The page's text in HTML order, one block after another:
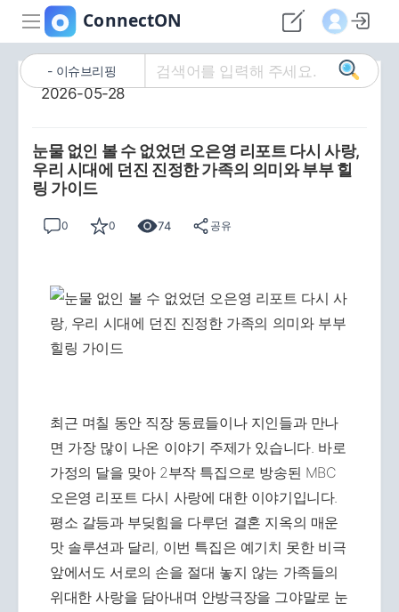
이슈브리핑
2026-05-28
눈물 없인 볼 수 없었던 오은영 리포트 다시 사랑,
우리 시대에 던진 진정한 가족의 의미와 부부 힐
링 가이드
0 0 74 공유
최근 며칠 동안 직장 동료들이나 지인들과 만나
면 가장 많이 나온 이야기 주제가 있습니다. 바로
가정의 달을 맞아 2부작 특집으로 방송된 MBC
오은영 리포트 다시 사랑에 대한 이야기입니다.
평소 갈등과 부딪힘을 다루던 결혼 지옥의 매운
맛 솔루션과 달리, 이번 특집은 예기치 못한 비극
앞에서도 서로의 손을 절대 놓지 않는 가족들의
위대한 사랑을 담아내며 안방극장을 그야말로 눈